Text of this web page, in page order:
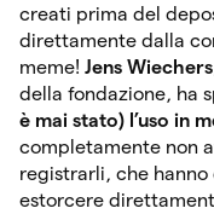
creati prima del
direttamente dalla
meme! Jens Wiechers
della fondazione, ha
è mai stato) l’uso in
completamente non
registrarli, che hanno
estorcere